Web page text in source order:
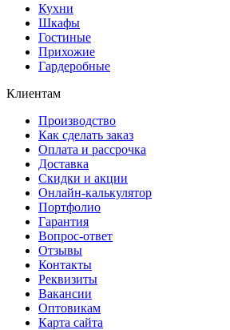
Кухни
Шкафы
Гостиные
Прихожие
Гардеробные
Клиентам
Производство
Как сделать заказ
Оплата и рассрочка
Доставка
Скидки и акции
Онлайн-калькулятор
Портфолио
Гарантия
Вопрос-ответ
Отзывы
Контакты
Реквизиты
Вакансии
Оптовикам
Карта сайта